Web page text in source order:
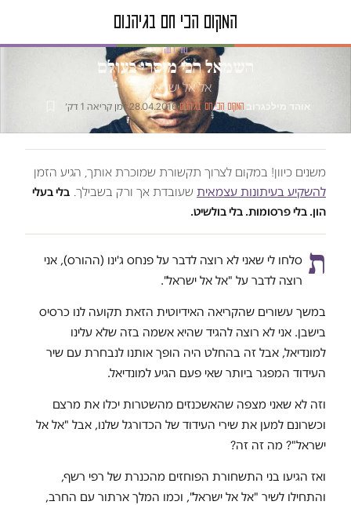
טור דעה
השמאל הכי מוסרי בעולם
אל אל ישראל!!!
אוהד מילכגרוב המקום הכי חם בגיהנום·
28.04.2016
·זמן קריאה 1 דק׳
משנים כיוון! במקום לצרוך תקשורת שמוכרת אותך, הגיע הזמן
להשקיע בעיתונות עצמאית שעובדת אך ורק בשבילך. בלי בעלי
הון. בלי פרסומות. בלי בולשיט.
ת סלחו לי שאני לא רוצה לדבר על פנחס ג'ינו (ההורס), אני
רוצה לדבר על "אל אל ישראל".
במשך עשורים שהקריאה האידיוטית הזאת תקועה לנו כרסיס
בישבן. אני לא רוצה להגיד שהיא אשמה בזה שלא עלינו
למונדיאל, אבל זה בהחלט היה הופך אותנו לנבחרת עם שיר
העידוד המפגר ביותר שאי פעם הגיע למונדיאל.
וזה לא שאני מצפה שהאשכנזים מהשטרות יכלו את מרצם
וכשרונם למען את שירי העידוד של הכדורגל שלנו, אבל "אל אל
ישראל"? מה זה זה?
ואז הגיעו בני התשחורת הפוחזים מהכנרת של רפי רשף,
והתחילו לשיר "אל אל ישראל", וכמו המלך ארתור עם החרב,